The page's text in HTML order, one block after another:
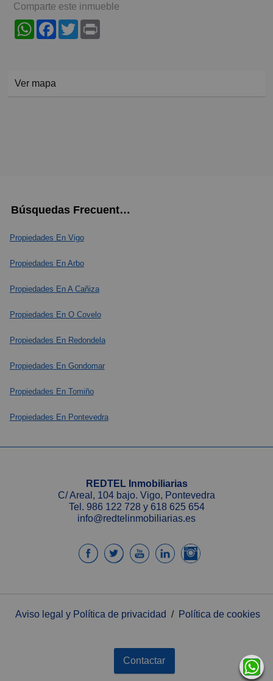
Contactar
Comparte este inmueble
WhatsAppFacebook
Twitter
Ver mapa
Búsquedas Frecuentes
Propiedades En Vigo
Propiedades En Arbo
Propiedades En A Cañiza
Propiedades En O Covelo
Propiedades En Redondela
Propiedades En Gondomar
Propiedades En Tomiño
Propiedades En Pontevedra
REDTEL Inmobiliarias
C/ Areal, 104 bajo. Vigo, Pontevedra
Tel. 986 122 728 y 618 625 654
info@redtelinmobiliarias.es
Aviso legal y Política de privacidad / Política de cookies